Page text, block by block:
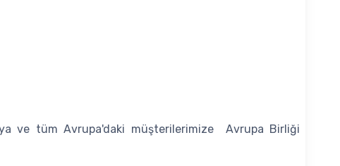
ve tüm Avrupa'daki müşterilerimize Avrupa Birliği